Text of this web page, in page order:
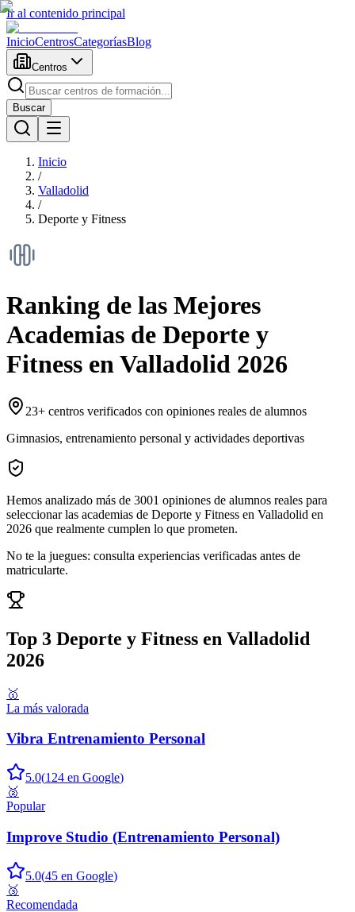
Ir al contenido principal
InicioCentrosCategoríasBlog
Centros
Buscar
Inicio
/
Valladolid
/
Deporte y Fitness
Ranking de las Mejores
Academias de Deporte y
Fitness enValladolid 2026
23+ centros verificados con opiniones reales de alumnos
Gimnasios, entrenamiento personal y actividades deportivas
Hemos analizado más de 3001 opiniones de alumnos reales para
seleccionar las academias de Deporte y Fitness en Valladolid en
2026 que realmente cumplen lo que prometen.
No te la juegues: consulta experiencias verificadas antes de
matricularte.
Top 3 Deporte y Fitness en Valladolid
2026
🥇
La más valorada
Vibra Entrenamiento Personal
5.0(124 en Google)
🥈
Popular
Improve Studio (Entrenamiento Personal)
5.0(45 en Google)
🥉
Recomendada